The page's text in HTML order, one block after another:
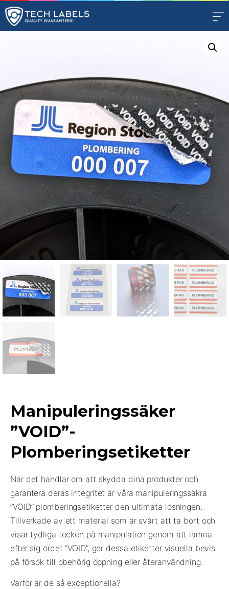
Manipuleringssäker
”VOID”-
Plomberingsetiketter
När det handlar om att skydda dina produkter och
garantera deras integritet är våra manipuleringssäkra
”VOID” plomberingsetiketter den ultimata lösningen.
Tillverkade av ett material som är svårt att ta bort och
visar tydliga tecken på manipulation genom att lämna
efter sig ordet ”VOID”, ger dessa etiketter visuella bevis
på försök till obehörig öppning eller återanvändning.
Varför är de så exceptionella?